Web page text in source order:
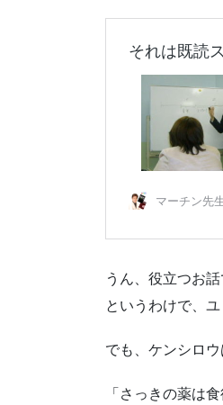
うん、役立つお話
というわけで、
でも、ケンシロ
「さっきの薬は食